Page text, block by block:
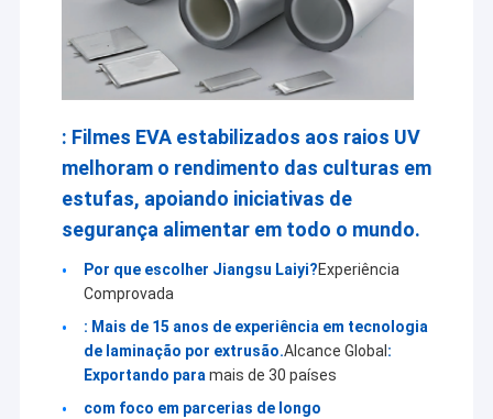
: Filmes EVA estabilizados aos raios UV
melhoram o rendimento das culturas em
estufas, apoiando iniciativas de
segurança alimentar em todo o mundo.
Por que escolher Jiangsu Laiyi?Experiência
Comprovada
: Mais de 15 anos de experiência em tecnologia
de laminação por extrusão.Alcance Global :
Exportando para mais de 30 países
com foco em parcerias de longo